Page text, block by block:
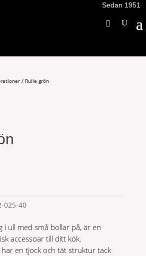
Sedan 1951
/ Rulle grön
025-40
i ull med små bollar på, är en
accessoar till ditt kök.
en tjock och tät struktur tack